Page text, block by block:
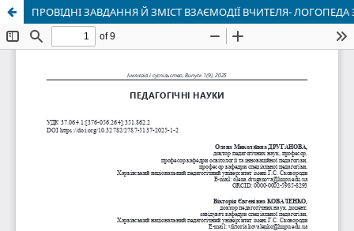
ПРОВІДНІ ЗАВДАННЯ Й ЗМІСТ ВЗАЄМОДІЇ ВЧИТЕЛЯ-